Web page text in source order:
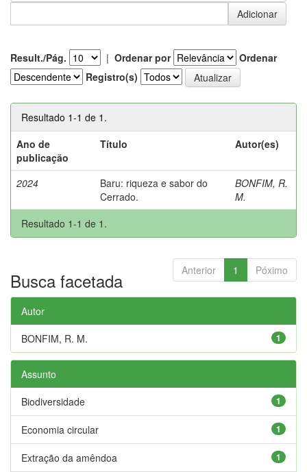
Result./Pág. | Ordenar por
Ordenar
Registro(s)
Resultado 1-1 de 1.
Ano de
publicação
Título Autor(es)
2024
Baru: riqueza e sabor do
Cerrado.
BONFIM, R.
M.
Resultado 1-1 de 1.
Anterior 1 Póximo
Busca facetada
Autor
1
BONFIM, R. M.
Assunto
1
Biodiversidade
1
Economia circular
1
Extração da amêndoa